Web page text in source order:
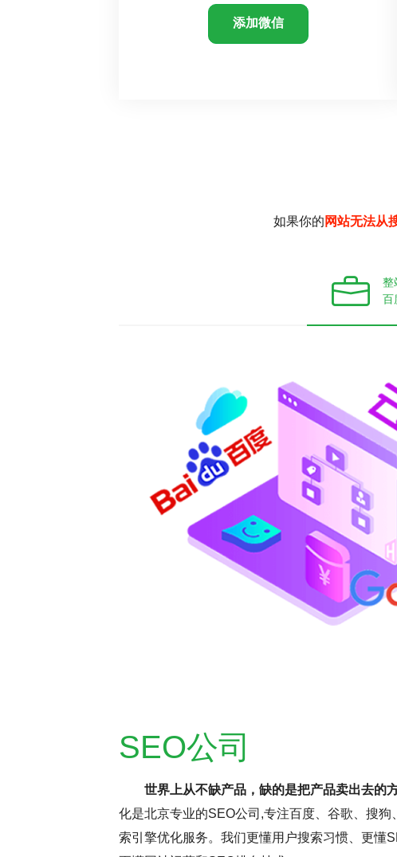
添加微信
如果你的 网站无法从
整
百
SEO公司
世界上从不缺产品，缺的是把产品卖出去的
化是北京专业的SEO公司,专注百度、谷歌、搜狗
索引擎优化服务。我们更懂用户搜索习惯、更懂
，但云优化认为，这更多与网
受多因素影响，但正确思维和
SEO网站优化是一项持
逸。它要求优化师密切关注